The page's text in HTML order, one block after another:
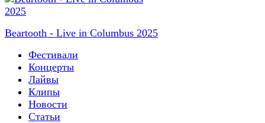
Beartooth - Live in Columbus 2025
Фестивали
Концерты
Лайвы
Клипы
Новости
Статьи